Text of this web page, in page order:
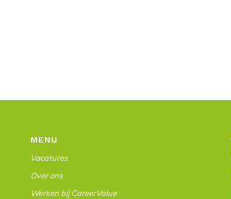
MENU
Vacatures
Over ons
Werken bij CareerValue